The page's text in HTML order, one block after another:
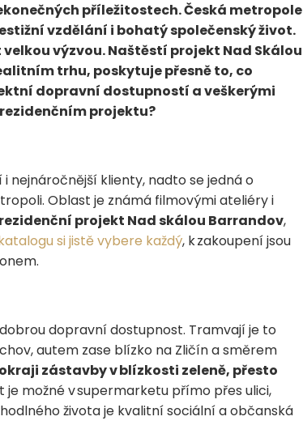
příležitostech. Česká metropole
vzdělání i bohatý společenský život.
výzvou. Naštěstí projekt Nad Skálou
trhu, poskytuje přesně to, co
dopravní dostupností a veškerými
projektu?
nejnáročnější klienty, nadto se jedná o
Oblast je známá filmovými ateliéry i
rezidenční projekt Nad skálou Barrandov,
si jistě vybere každý, k zakoupení jsou
dopravní dostupnost. Tramvají je to
autem zase blízko na Zličín a směrem
zástavby v blízkosti zeleně, přesto
je možné v supermarketu přímo přes ulici,
života je kvalitní sociální a občanská